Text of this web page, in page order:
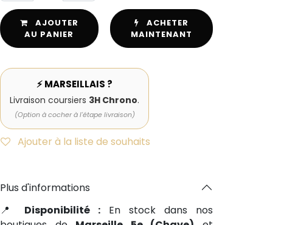
AJOUTER
AU PANIER
ACHETER
MAINTENANT
⚡ MARSEILLAIS ?
Livraison coursiers 3H Chrono.
(Option à cocher à l'étape livraison)
Ajouter à la liste de souhaits
Plus d'informations
📍 Disponibilité : En stock dans nos